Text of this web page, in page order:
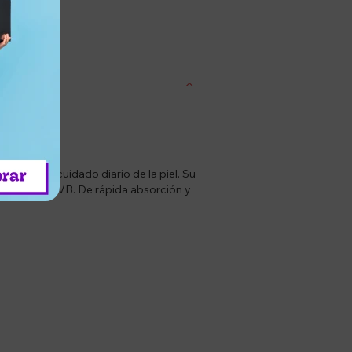
con el cuidado diario de la piel. Su
UVA y UVB. De rápida absorción y